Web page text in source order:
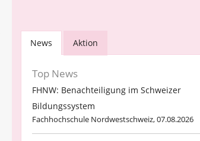
News Aktion
Top News
FHNW: Benachteiligung im Schweizer
Bildungssystem
Fachhochschule Nordwestschweiz, 07.08.2026